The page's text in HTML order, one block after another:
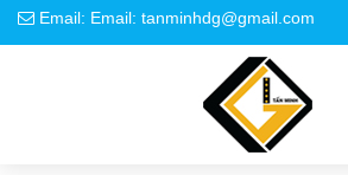
Email: Email: tanminhdg@gmail.com